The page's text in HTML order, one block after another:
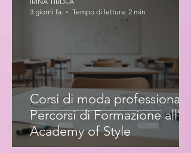
Corsi di moda professionale:
Percorsi di Formazione all'Iris
Academy of Style
3 giorni fa
Tempo di lettura: 2 min